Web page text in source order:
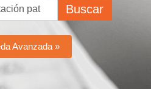
Buscar
Avanzada »